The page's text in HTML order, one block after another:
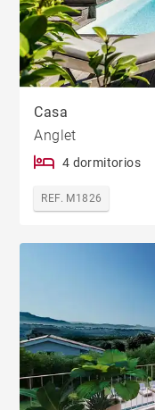
Casa
Anglet
4 dormitorios
REF. M1826